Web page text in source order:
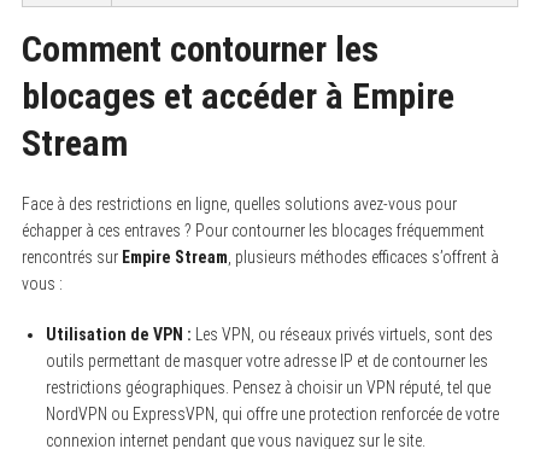
Comment contourner les
blocages et accéder à Empire
Stream
Face à des restrictions en ligne, quelles solutions avez-vous pour
échapper à ces entraves ? Pour contourner les blocages fréquemment
rencontrés sur Empire Stream , plusieurs méthodes efficaces s’offrent à
vous :
Utilisation de VPN : Les VPN, ou réseaux privés virtuels, sont des
outils permettant de masquer votre adresse IP et de contourner les
restrictions géographiques. Pensez à choisir un VPN réputé, tel que
NordVPN ou ExpressVPN, qui offre une protection renforcée de votre
connexion internet pendant que vous naviguez sur le site.